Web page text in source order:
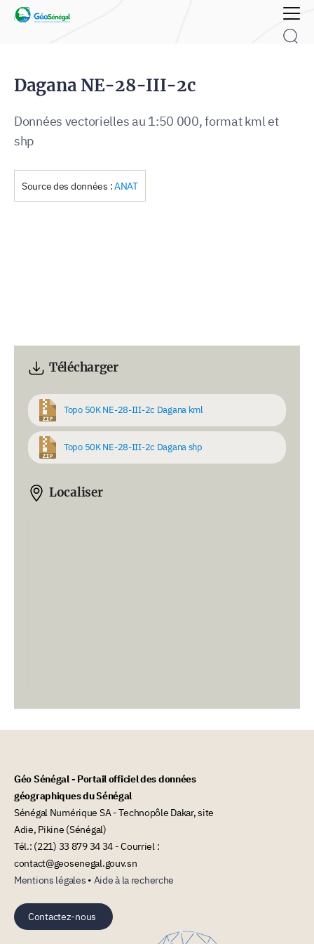
Rechercher :
Dagana NE-28-III-2c
Données vectorielles au 1:50 000, format kml et
shp
Source des données :ANAT
Télécharger
Topo 50K NE-28-III-2c Dagana kml
Topo 50K NE-28-III-2c Dagana shp
Localiser
Géo Sénégal - Portail officiel des données
géographiques du Sénégal
Sénégal Numérique SA - Technopôle Dakar, site
Adie, Pikine (Sénégal)
Tél.: (221) 33 879 34 34 - Courriel :
contact@geosenegal.gouv.sn
Mentions légales • Aide à la recherche
Contactez-nous